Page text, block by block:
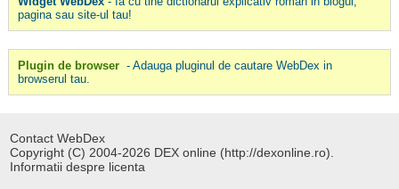
pagina sau site-ul tau!
Plugin de browser - Adauga pluginul de cautare WebDex in
browserul tau.
Contact WebDex
Copyright (C) 2004-2026 DEX online (http://dexonline.ro).
Informatii despre licenta